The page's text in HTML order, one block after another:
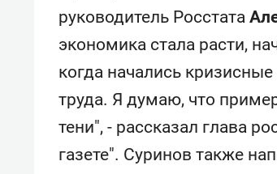
руководитель Росстата
экономика стала расти,
когда начались
труда. Я думаю, что
тени", - рассказал глава
газете". Суринов также
Как ГК «МИР ГРУПП» и ВТБ